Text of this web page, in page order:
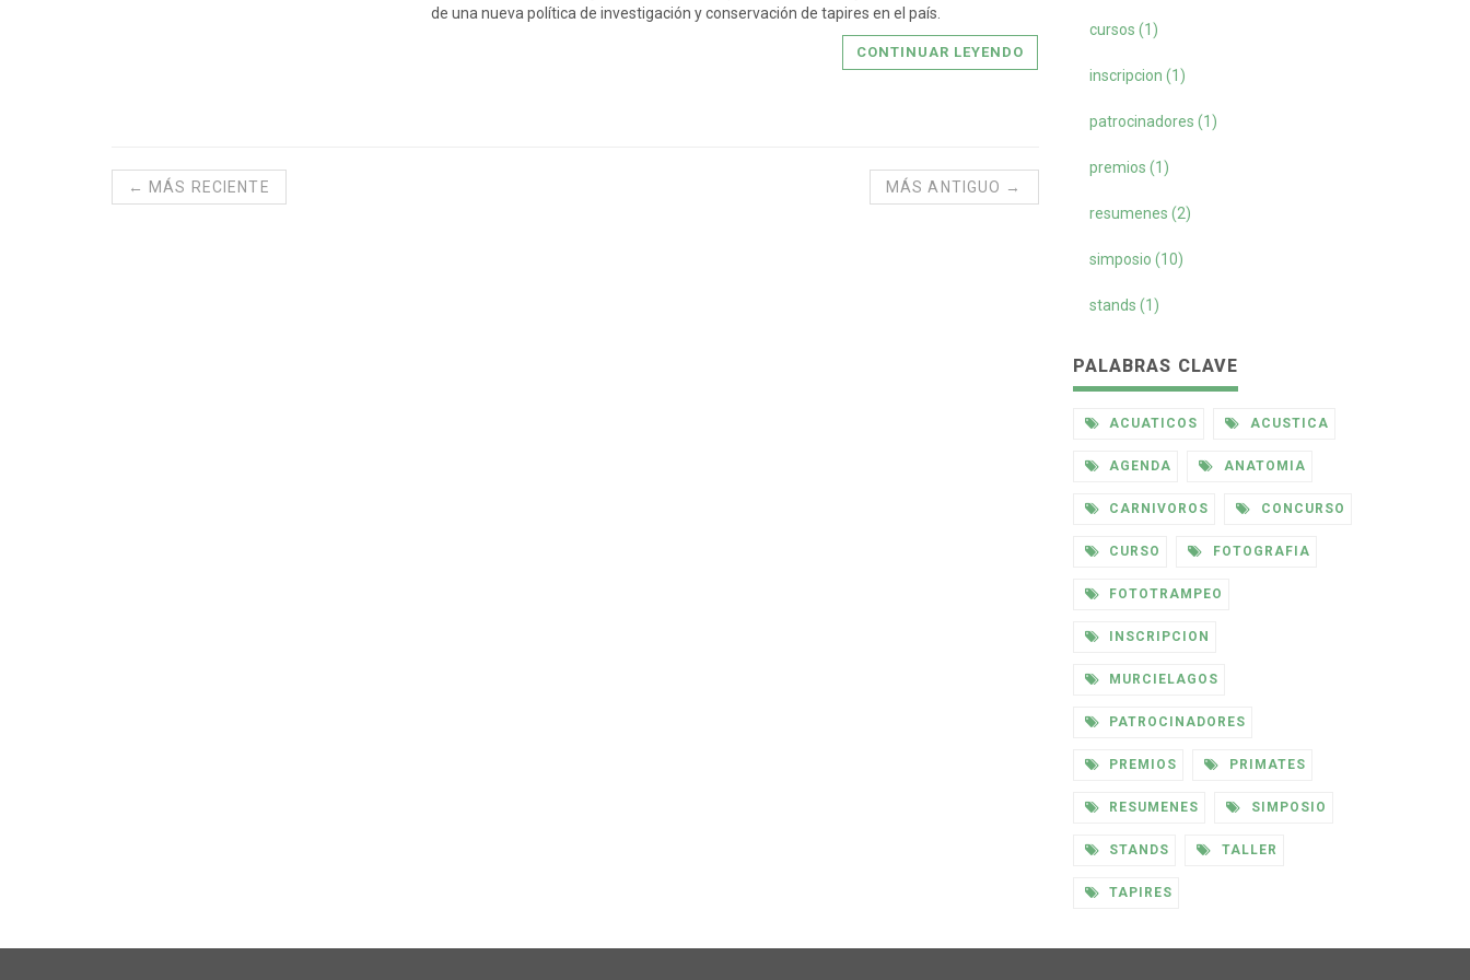
de una nueva política de investigación y conservación de tapires en el país.
CONTINUAR LEYENDO
← MÁS RECIENTE MÁS ANTIGUO →
cursos (1)
inscripcion (1)
patrocinadores (1)
premios (1)
resumenes (2)
simposio (10)
stands (1)
PALABRAS CLAVE
ACUATICOS ACUSTICA
AGENDA ANATOMIA
CARNIVOROS CONCURSO
CURSO FOTOGRAFIA
FOTOTRAMPEO
INSCRIPCION
MURCIELAGOS
PATROCINADORES
PREMIOS PRIMATES
RESUMENES SIMPOSIO
STANDS TALLER
TAPIRES